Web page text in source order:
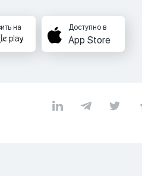
на Доступно в
App Store